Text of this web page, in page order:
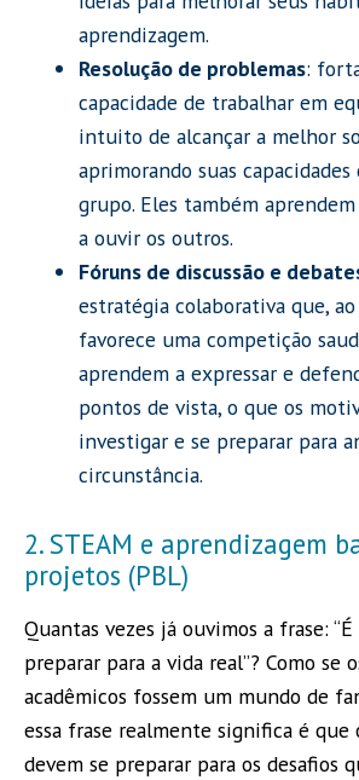
aprendizagem.
Resolução de problemas:
capacidade de trabalhar em
intuito de alcançar a melhor
aprimorando suas capacidades
grupo. Eles também
a ouvir os outros.
Fóruns de discussão e
estratégia colaborativa que,
favorece uma competição
aprendem a expressar e
pontos de vista, o que os
investigar e se preparar para
circunstância.
2. STEAM e aprendizagem
projetos (PBL)
Quantas vezes já ouvimos a frase:
preparar para a vida real”? Como se
acadêmicos fossem um mundo de
essa frase realmente significa é que
devem se preparar para os desafios